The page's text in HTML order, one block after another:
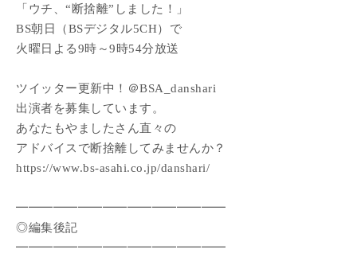
「ウチ、“断捨離”しました！」
BS朝日（BSデジタル5CH）で
火曜日よる9時～9時54分放送
ツイッター更新中！＠BSA_danshari
出演者を募集しています。
あなたもやましたさん直々の
アドバイスで断捨離してみませんか？
https://www.bs-asahi.co.jp/danshari/
━━━━━━━━━━━━━━━━━
◎編集後記
━━━━━━━━━━━━━━━━━